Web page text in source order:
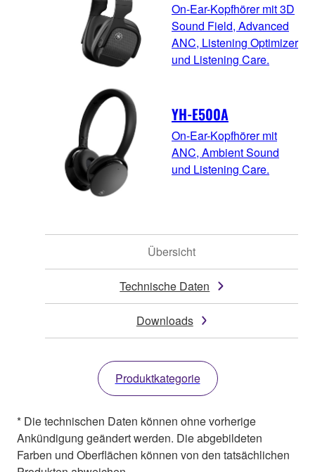
On-Ear-Kopfhörer mit 3D
Sound Field, Advanced
ANC, Listening Optimizer
und Listening Care.
YH-E500A
On-Ear-Kopfhörer mit
ANC, Ambient Sound
und Listening Care.
Übersicht
Technische Daten
Downloads
Produktkategorie
* Die technischen Daten können ohne vorherige
Ankündigung geändert werden. Die abgebildeten
Farben und Oberflächen können von den tatsächlichen